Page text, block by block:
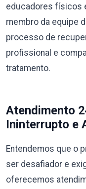
educadores físicos
membro da equipe
processo de
profissional e
tratamento.
Atendimento
Ininterrupto e
Entendemos que o
ser desafiador e
oferecemos